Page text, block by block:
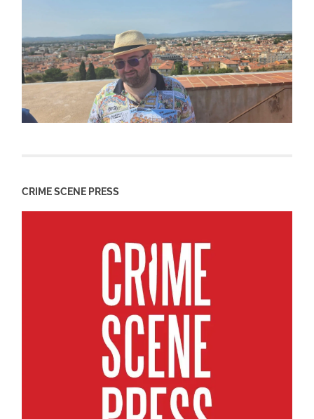
CRIME SCENE PRESS